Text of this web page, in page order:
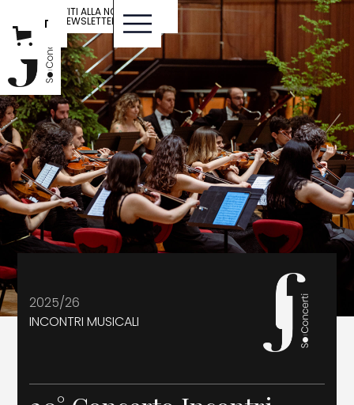
ENG
IT
ISCRIVITI ALLA NOSTRA
NEWSLETTER
2025/26
INCONTRI MUSICALI